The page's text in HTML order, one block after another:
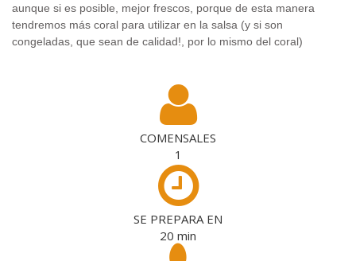
aunque si es posible, mejor frescos, porque de esta manera
tendremos más coral para utilizar en la salsa (y si son
congeladas, que sean de calidad!, por lo mismo del coral)
COMENSALES
1
SE PREPARA EN
20 min